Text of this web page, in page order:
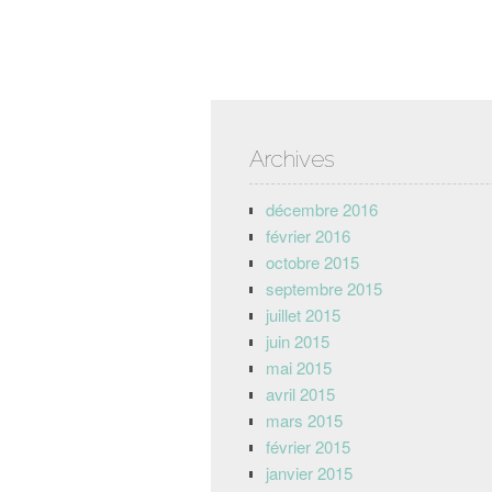
Archives
décembre 2016
février 2016
octobre 2015
septembre 2015
juillet 2015
juin 2015
mai 2015
avril 2015
mars 2015
février 2015
janvier 2015